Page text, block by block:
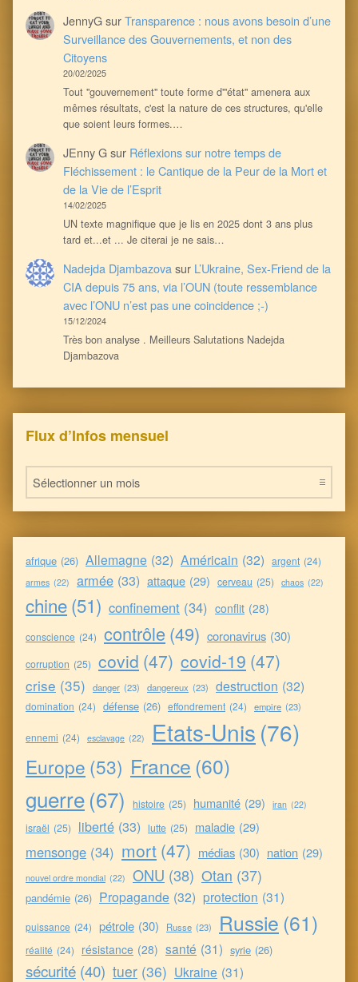
JennyGsurTransparence : nous avons besoin d’une
Surveillance des Gouvernements, et non des
Citoyens
20/02/2025
Tout ''gouvernement'' toute forme d'''état'' amenera aux
mêmes résultats, c'est la nature de ces structures, qu'elle
que soient leurs formes.…
JEnny Gsur Réflexions sur notre temps de
Fléchissement : le Cantique de la Peur de la Mort et
de la Vie de l’Esprit
14/02/2025
UN texte magnifique que je lis en 2025 dont 3 ans plus
tard et...et ... Je citerai je ne sais…
Nadejda Djambazova sur L’Ukraine, Sex-Friend de la
CIA depuis 75 ans, via l’OUN (toute ressemblance
avec l’ONU n’est pas une coincidence ;-)
15/12/2024
Très bon analyse . Meilleurs Salutations Nadejda
Djambazova
Flux d’Infos mensuel
Flux d’Infos mensuel
afrique (26) Allemagne (32) Américain (32) argent (24)
armes (22) armée (33) attaque (29) cerveau (25) chaos (22)
chine(51) confinement (34) conflit (28)
conscience (24) contrôle (49) coronavirus (30)
corruption (25) covid (47) covid-19 (47)
crise (35) danger (23) dangereux (23) destruction (32)
domination (24) défense (26) effondrement (24) empire (23)
ennemi (24) esclavage (22) Etats-Unis (76)
Europe (53) France (60)
guerre(67) histoire (25) humanité (29) iran (22)
israël (25) liberté (33) lutte (25) maladie (29)
mensonge (34) mort (47) médias (30) nation (29)
nouvel ordre mondial (22) ONU (38) Otan (37)
pandémie (26) Propagande (32) protection (31)
puissance (24) pétrole (30) Russe (23) Russie (61)
réalité (24) résistance (28) santé (31) syrie (26)
sécurité (40) tuer (36) Ukraine (31)